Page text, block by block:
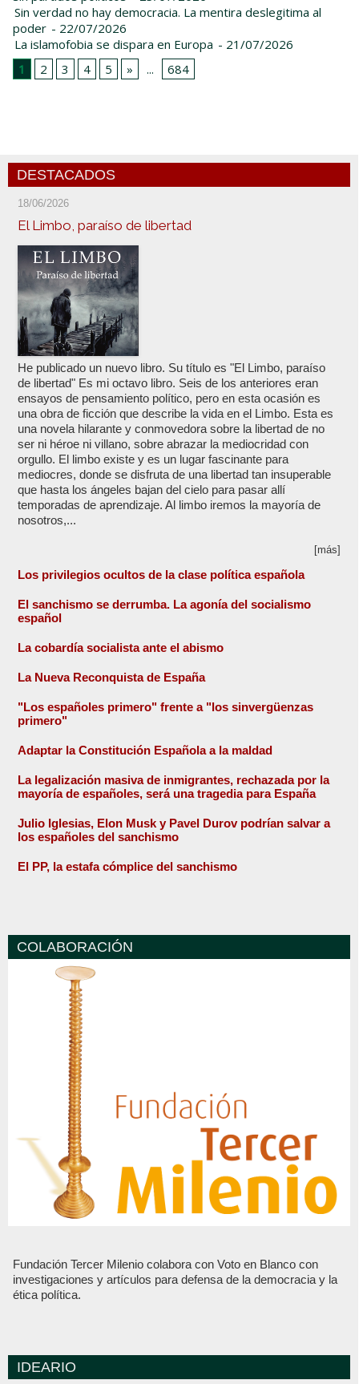
Sin verdad no hay democracia. La mentira deslegitima al
poder - 22/07/2026
La islamofobia se dispara en Europa - 21/07/2026
1
2 3 4 5 » ... 684
DESTACADOS
18/06/2026
El Limbo, paraíso de libertad
He publicado un nuevo libro. Su título es "El Limbo, paraíso
de libertad" Es mi octavo libro. Seis de los anteriores eran
ensayos de pensamiento político, pero en esta ocasión es
una obra de ficción que describe la vida en el Limbo. Esta es
una novela hilarante y conmovedora sobre la libertad de no
ser ni héroe ni villano, sobre abrazar la mediocridad con
orgullo. El limbo existe y es un lugar fascinante para
mediocres, donde se disfruta de una libertad tan insuperable
que hasta los ángeles bajan del cielo para pasar allí
temporadas de aprendizaje. Al limbo iremos la mayoría de
nosotros,...
[más]
Los privilegios ocultos de la clase política española
El sanchismo se derrumba. La agonía del socialismo
español
La cobardía socialista ante el abismo
La Nueva Reconquista de España
"Los españoles primero" frente a "los sinvergüenzas
primero"
Adaptar la Constitución Española a la maldad
La legalización masiva de inmigrantes, rechazada por la
mayoría de españoles, será una tragedia para España
Julio Iglesias, Elon Musk y Pavel Durov podrían salvar a
los españoles del sanchismo
El PP, la estafa cómplice del sanchismo
COLABORACIÓN
Fundación Tercer Milenio colabora con Voto en Blanco con
investigaciones y artículos para defensa de la democracia y la
ética política.
IDEARIO